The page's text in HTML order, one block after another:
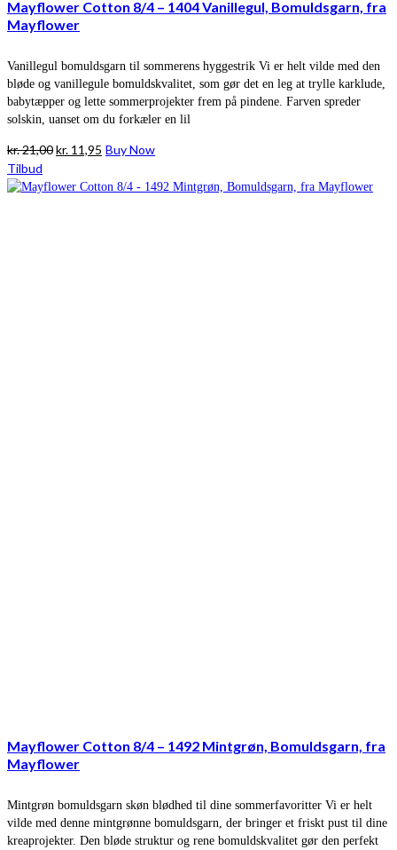
Mayflower Cotton 8/4 – 1404 Vanillegul, Bomuldsgarn, fra
Mayflower
Vanillegul bomuldsgarn til sommerens hyggestrik Vi er helt vilde med den
bløde og vanillegule bomuldskvalitet, som gør det en leg at trylle karklude,
babytæpper og lette sommerprojekter frem på pindene. Farven spreder
solskin, uanset om du forkæler en lil
kr.21,00Den
pris
kr. 11,95 Den
pris
Buy Now
Tilbud
Mayflower Cotton 8/4 – 1492 Mintgrøn, Bomuldsgarn, fra
Mayflower
Mintgrøn bomuldsgarn skøn blødhed til dine sommerfavoritter Vi er helt
vilde med denne mintgrønne bomuldsgarn, der bringer et friskt pust til dine
kreaprojekter. Den bløde struktur og rene bomuldskvalitet gør den perfekt